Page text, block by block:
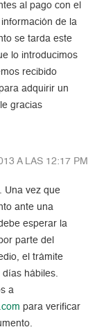
al pago con el
de la
se tarda este
lo introducimos
recibido
adquirir un
gracias
A LAS 12:17 PM
Una vez que
ante una
esperar la
parte del
el trámite
hábiles.
a
para verificar